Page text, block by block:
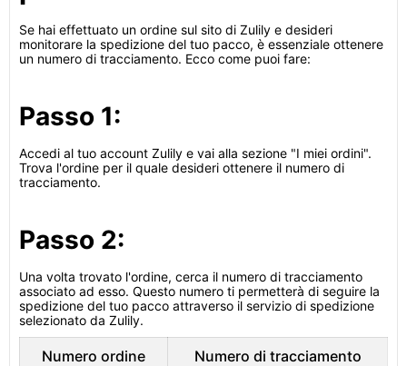
Se hai effettuato un ordine sul sito di Zulily e desideri
monitorare la spedizione del tuo pacco, è essenziale ottenere
un numero di tracciamento. Ecco come puoi fare:
Passo 1:
Accedi al tuo account Zulily e vai alla sezione "I miei ordini".
Trova l'ordine per il quale desideri ottenere il numero di
tracciamento.
Passo 2:
Una volta trovato l'ordine, cerca il numero di tracciamento
associato ad esso. Questo numero ti permetterà di seguire la
spedizione del tuo pacco attraverso il servizio di spedizione
selezionato da Zulily.
Numero ordine Numero di tracciamento